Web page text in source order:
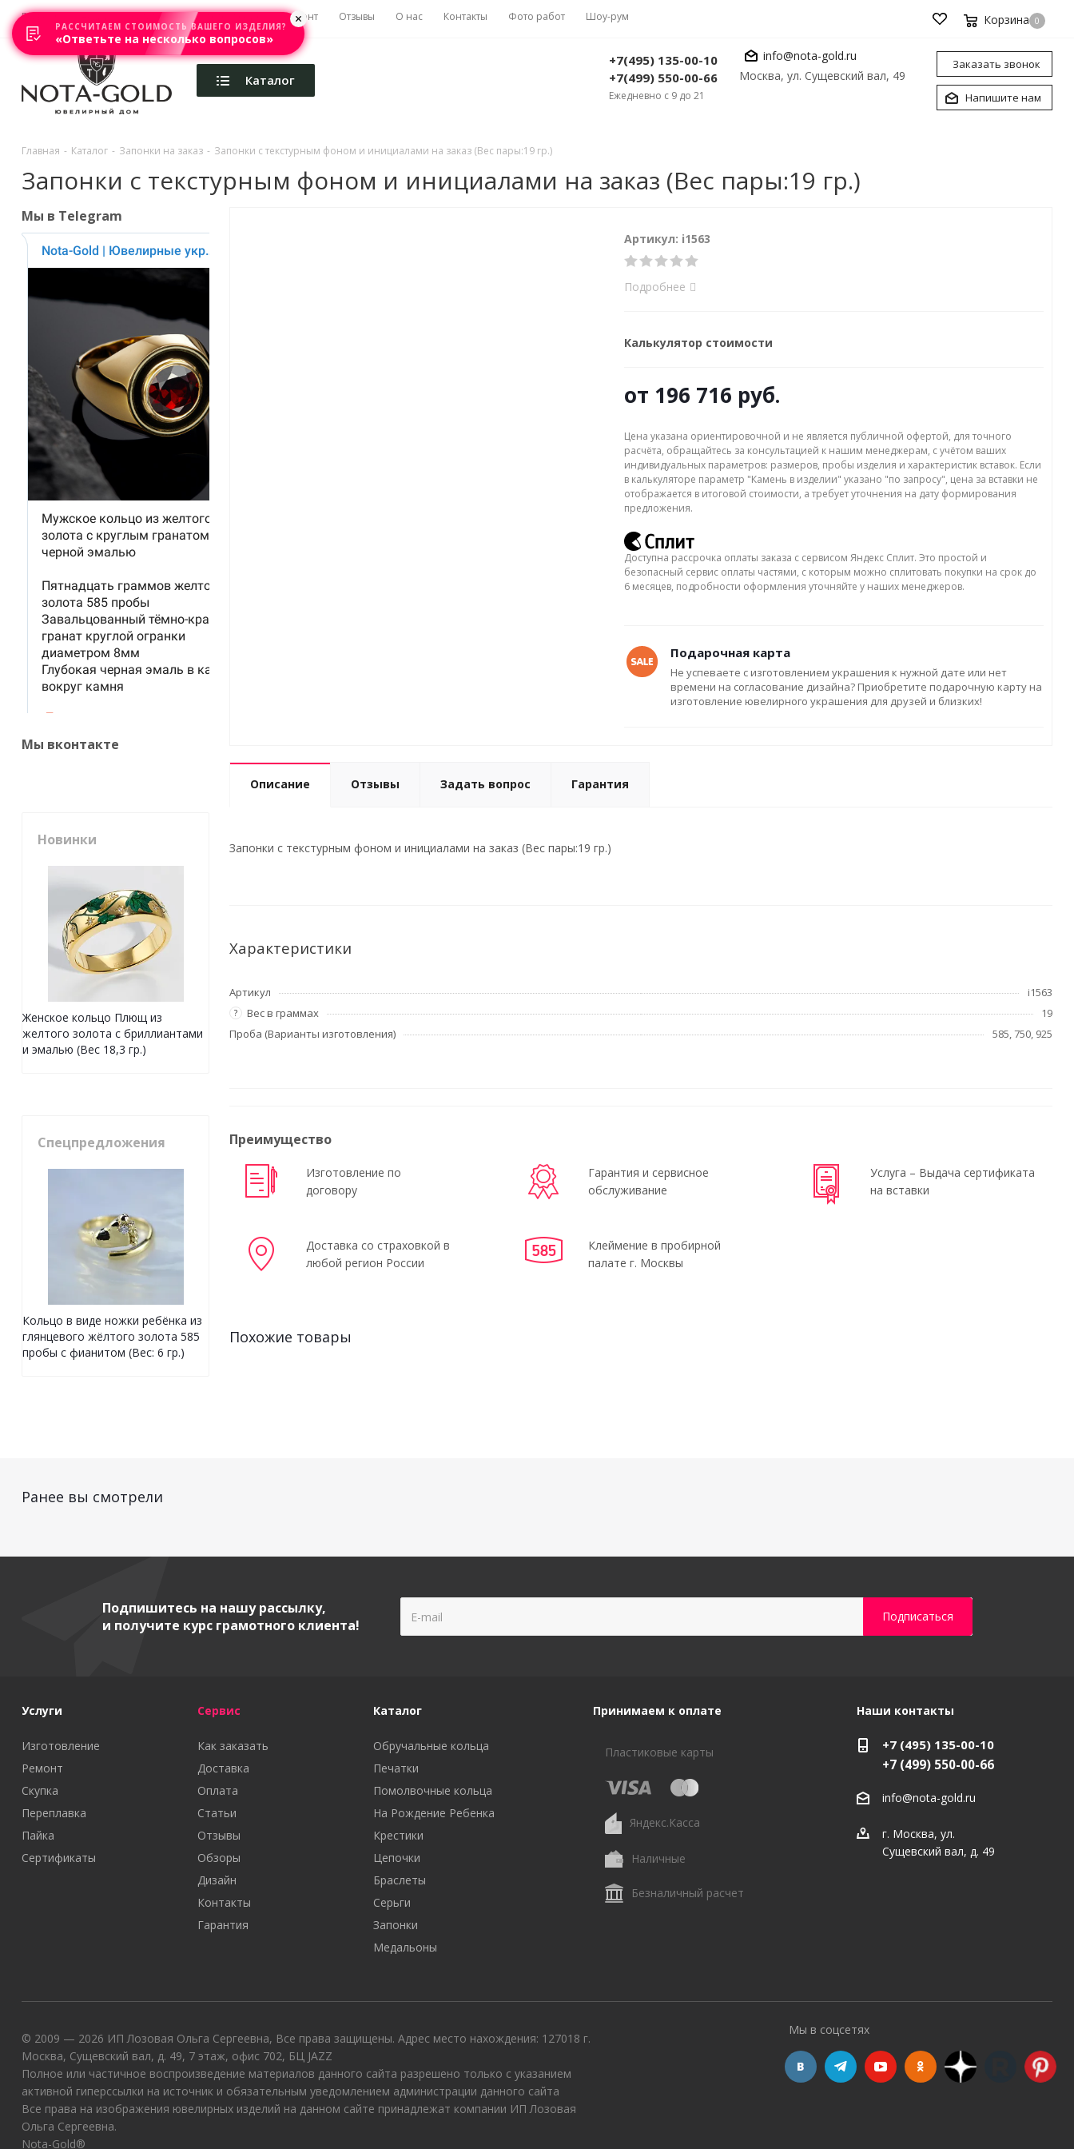
Главная Акции Каталоги Изготовление Ремонт Отзывы О нас Контакты Фото работ Шоу-рум Корзина 0
Каталог
+7(495) 135-00-10
+7(499) 550-00-66
Ежедневно с 9 до 21
info@nota-gold.ru
Москва, ул. Сущевский вал, 49
Заказать звонок
Напишите нам
Главная - Каталог - Запонки на заказ - Запонки с текстурным фоном и инициалами на заказ (Вес пары:19 гр.)
Запонки с текстурным фоном и инициалами на заказ (Вес пары:19 гр.)
Артикул: i1563
Подробнее
Калькулятор стоимости
от 196 716 руб.
Цена указана ориентировочной и не является публичной офертой, для точного
расчёта, обращайтесь за консультацией к нашим менеджерам, с учётом ваших
индивидуальных параметров: размеров, пробы изделия и характеристик вставок. Если
в калькуляторе параметр "Камень в изделии" указано "по запросу", цена за вставки не
отображается в итоговой стоимости, а требует уточнения на дату формирования
предложения.
Доступна рассрочка оплаты заказа с сервисом Яндекс Сплит. Это простой и
безопасный сервис оплаты частями, с которым можно сплитовать покупки на срок до
6 месяцев, подробности оформления уточняйте у наших менеджеров.
Подарочная карта
Не успеваете с изготовлением украшения к нужной дате или нет
времени на согласование дизайна? Приобретите подарочную карту на
изготовление ювелирного украшения для друзей и близких!
Описание Отзывы Задать вопрос Гарантия
Запонки с текстурным фоном и инициалами на заказ (Вес пары:19 гр.)
Характеристики
Артикул i1563
? Вес в граммах
19
Проба (Варианты изготовления)
585, 750, 925
Преимущество
Изготовление по
договору
Гарантия и сервисное
обслуживание
Услуга – Выдача сертификата
на вставки
Доставка со страховкой в
любой регион России
Клеймение в пробирной
палате г. Москвы
Похожие товары
Мы в Telegram
Мы вконтакте
Новинки
Женское кольцо Плющ из
желтого золота с бриллиантами
и эмалью (Вес 18,3 гр.)
Спецпредложения
Кольцо в виде ножки ребёнка из
глянцевого жёлтого золота 585
пробы с фианитом (Вес: 6 гр.)
Ранее вы смотрели
Подпишитесь на нашу рассылку,
и получите курс грамотного клиента!
Услуги
Изготовление
Ремонт
Скупка
Переплавка
Пайка
Сертификаты
Сервис
Как заказать
Доставка
Оплата
Статьи
Отзывы
Обзоры
Дизайн
Контакты
Гарантия
Каталог
Обручальные кольца
Печатки
Помолвочные кольца
На Рождение Ребенка
Крестики
Цепочки
Браслеты
Серьги
Запонки
Медальоны
Принимаем к оплате
Пластиковые карты
Яндекс.Касса
Наличные
Безналичный расчет
Наши контакты
+7 (495) 135-00-10
+7 (499) 550-00-66
info@nota-gold.ru
г. Москва, ул.
Сущевский вал, д. 49
© 2009 — 2026 ИП Лозовая Ольга Сергеевна, Все права защищены. Адрес место нахождения: 127018 г.
Москва, Сущевский вал, д. 49, 7 этаж, офис 702, БЦ JAZZ
Полное или частичное воспроизведение материалов данного сайта разрешено только с указанием
активной гиперссылки на источник и обязательным уведомлением администрации данного сайта
Все права на изображения ювелирных изделий на данном сайте принадлежат компании ИП Лозовая
Ольга Сергеевна.
Nota-Gold®
Мы в соцсетях
РАССЧИТАЕМ СТОИМОСТЬ ВАШЕГО ИЗДЕЛИЯ?
«Ответьте на несколько вопросов»